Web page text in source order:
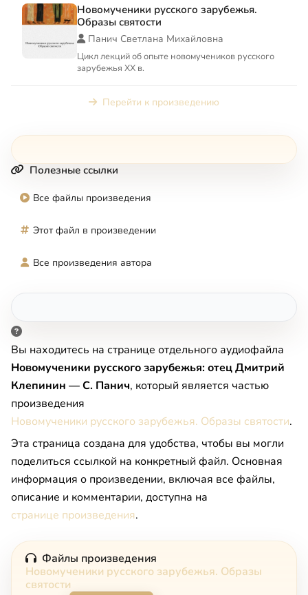
Новомученики русского зарубежья.
Образы святости
Панич Светлана Михайловна
Цикл лекций об опыте новомучеников русского
зарубежья XX в.
Перейти к произведению
Полезные ссылки
Все файлы произведения
Этот файл в произведении
Все произведения автора
Вы находитесь на странице отдельного аудиофайла
Новомученики русского зарубежья: отец Дмитрий
Клепинин — С. Панич, который является частью
произведения
Новомученики русского зарубежья. Образы святости.
Эта страница создана для удобства, чтобы вы могли
поделиться ссылкой на конкретный файл. Основная
информация о произведении, включая все файлы,
описание и комментарии, доступна на
странице произведения.
Файлы произведения
Новомученики русского зарубежья. Образы
святости